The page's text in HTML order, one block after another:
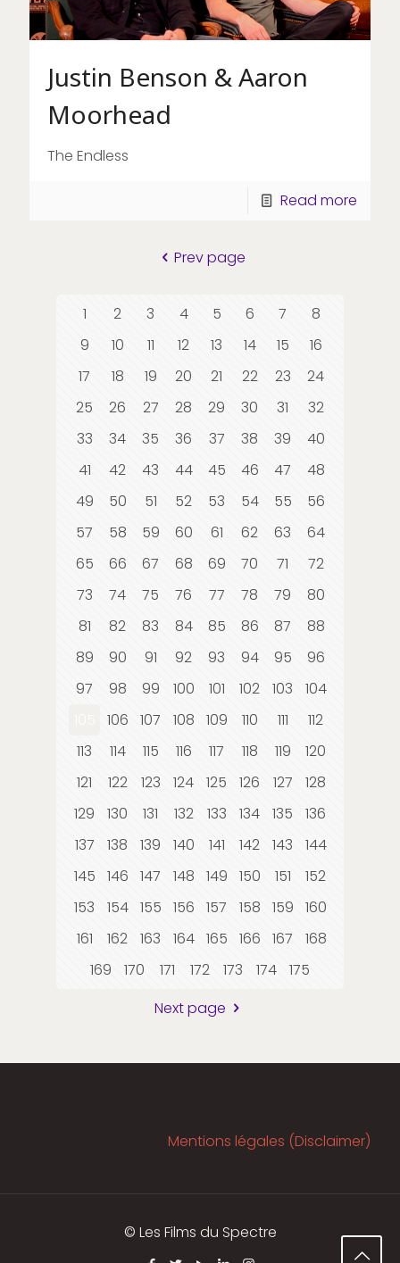
Justin Benson & Aaron
Moorhead
The Endless
Read more
Prev page
1 2 3 4 5 6 7
8
9
10 11 12 13 14 15
16
17
18 19 20 21 22 23
24
25
26 27 28 29 30 31
32
33
34 35 36 37 38 39
40
41
42 43 44 45 46 47
48
49
50 51 52 53 54 55
56
57
58 59 60 61 62 63
64
65
66 67 68 69 70 71
72
73
74 75 76 77 78 79
80
81
82 83 84 85 86 87
88
89
90 91 92 93 94 95
96
97
98 99 100 101 102 103
104
106 107 108 109 110 111
112
113
114 115 116 117 118 119
120
121
122 123 124 125 126 127
128
129
130 131 132 133 134 135
136
137
138 139 140 141 142 143
144
145
146 147 148 149 150 151
152
153
154 155 156 157 158 159
160
161
162 163 164 165 166 167
168
169
170 171 172 173 174
175
Next page
Mentions légales (Disclaimer)
© Les Films du Spectre